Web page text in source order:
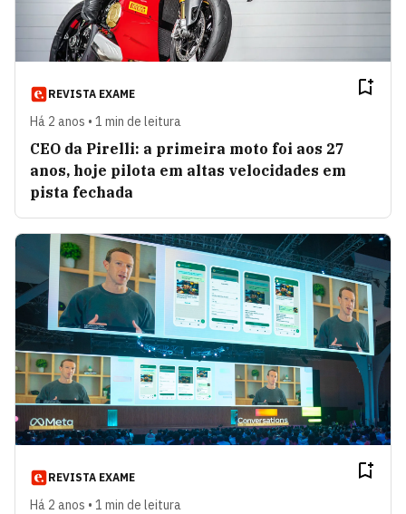
REVISTA EXAME
Há 2 anos • 1 min de leitura
CEO da Pirelli: a primeira moto foi aos 27
anos, hoje pilota em altas velocidades em
pista fechada
REVISTA EXAME
Há 2 anos • 1 min de leitura